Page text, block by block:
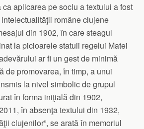
ca aplicarea pe soclu a textului a fost
române clujene
din 1902, în care steagul
la picioarele statuii regelui Matei
ar fi un gest de minimă
de promovarea, în timp, a unui
la nivel simbolic de grupul
în forma iniţială din 1902,
în absenţa textului din 1932,
clujenilor”, se arată în memoriul